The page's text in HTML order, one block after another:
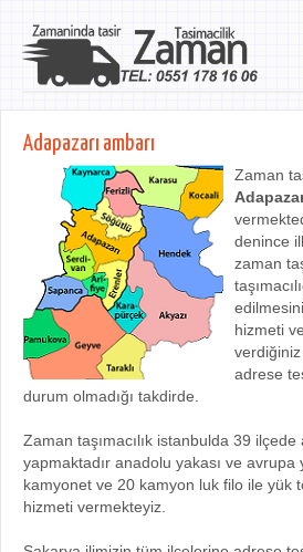
Ana Sayfa
Şehirler
Hizmetlerimiz
Kurumsal
iletişim
Adapazarı ambarı
Zaman
denince
zaman
hizmeti
adrese
durum olmadığı takdirde.
Zaman taşımacılık istanbulda 39 ilçede
yapmaktadır anadolu yakası ve avrupa
kamyonet ve 20 kamyon luk filo ile yük
hizmeti vermekteyiz.